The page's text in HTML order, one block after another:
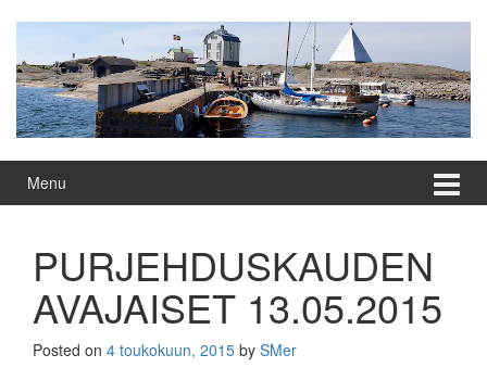
menu
Menu
PURJEHDUSKAUDEN
AVAJAISET 13.05.2015
Posted on 4 toukokuun, 2015 by SMer